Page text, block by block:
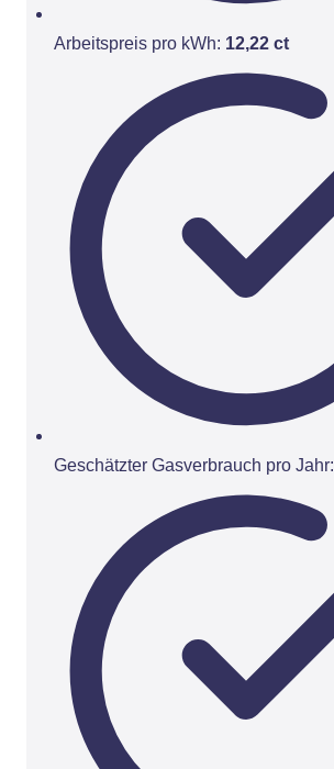
Arbeitspreis pro kWh: 12,22 ct
Geschätzter Gasverbrauch pro Jahr: